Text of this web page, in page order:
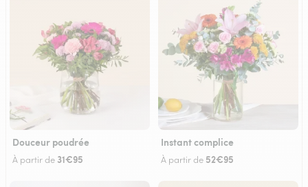
Douceur poudrée
À partir de 31€95
Instant complice
À partir de 52€95